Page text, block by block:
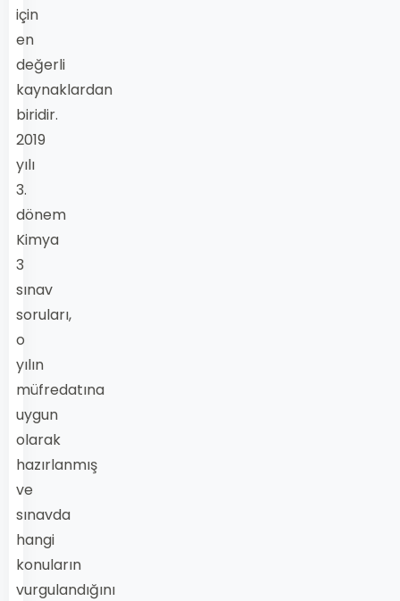
için
en
değerli
kaynaklardan
biridir.
2019
yılı
3.
dönem
Kimya
3
sınav
soruları,
o
yılın
müfredatına
uygun
olarak
hazırlanmış
ve
sınavda
hangi
konuların
vurgulandığını